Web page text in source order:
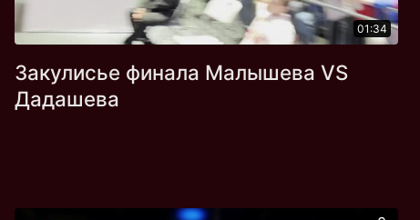
01:34
Закулисье финала Малышева VS
Дадашева